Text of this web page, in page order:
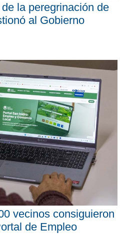
la peregrinación de
al Gobierno
vecinos consiguieron
de Empleo